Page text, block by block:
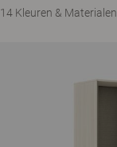
14 Kleuren & Materialen